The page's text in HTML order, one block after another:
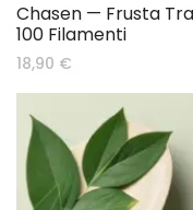
Chasen — Frusta
100 Filamenti
18,90 €